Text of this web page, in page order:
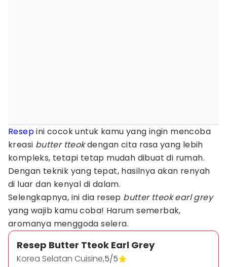
Resepini cocok untuk kamu yang ingin mencoba
kreasi butter tteokdengan cita rasa yang lebih
kompleks, tetapi tetap mudah dibuat di rumah.
Dengan teknik yang tepat, hasilnya akan renyah
di luar dan kenyal di dalam.
Selengkapnya, ini dia resep butter tteok earl grey
yang wajib kamu coba! Harum semerbak,
aromanya menggoda selera.
Resep Butter Tteok Earl Grey
Korea Selatan Cuisine,5/5